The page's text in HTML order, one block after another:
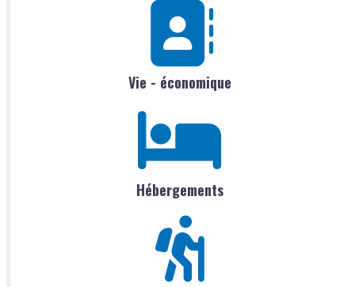
Vie - économique
Hébergements